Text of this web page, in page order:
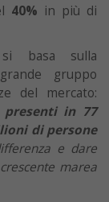
40% in più di
basa sulla
gruppo
del mercato:
presenti in 77
di persone
e dare
marea